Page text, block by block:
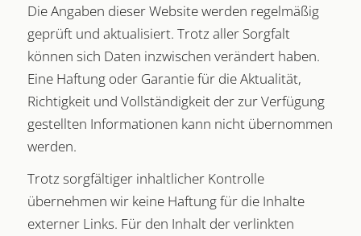
Die Angaben dieser Website werden regelmäßig
geprüft und aktualisiert. Trotz aller Sorgfalt
können sich Daten inzwischen verändert haben.
Eine Haftung oder Garantie für die Aktualität,
Richtigkeit und Vollständigkeit der zur Verfügung
gestellten Informationen kann nicht übernommen
werden.
Trotz sorgfältiger inhaltlicher Kontrolle
übernehmen wir keine Haftung für die Inhalte
externer Links. Für den Inhalt der verlinkten